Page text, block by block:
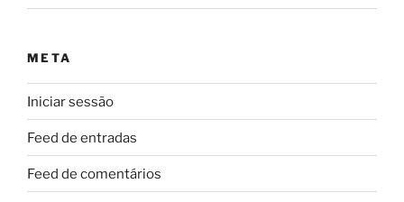
META
Iniciar sessão
Feed de entradas
Feed de comentários